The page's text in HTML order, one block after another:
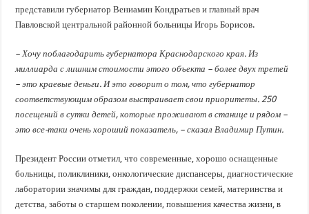
представили губернатор Вениамин Кондратьев и главный врач
Павловской центральной районной больницы Игорь Борисов.
– Хочу поблагодарить губернатора Краснодарского края. Из
миллиарда с лишним стоимости этого объекта – более двух третей
– это краевые деньги. И это говорит о том, что губернатор
соответствующим образом выстраивает свои приоритеты. 250
посещений в сутки детей, которые проживают в станице и рядом –
это все-таки очень хороший показатель, – сказал Владимир Путин.
Президент России отметил, что современные, хорошо оснащенные
больницы, поликлиники, онкологические диспансеры, диагностические
лаборатории значимы для граждан, поддержки семей, материнства и
детства, заботы о старшем поколении, повышения качества жизни, в